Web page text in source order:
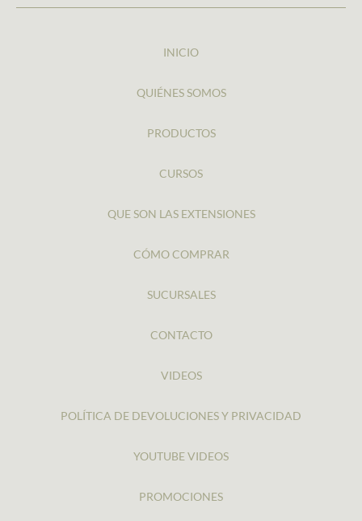
INICIO
QUIÉNES SOMOS
PRODUCTOS
CURSOS
QUE SON LAS EXTENSIONES
CÓMO COMPRAR
SUCURSALES
CONTACTO
VIDEOS
POLÍTICA DE DEVOLUCIONES Y PRIVACIDAD
YOUTUBE VIDEOS
PROMOCIONES